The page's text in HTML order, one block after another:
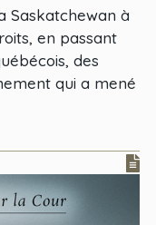
Saskatchewan à
en passant
des
qui a mené